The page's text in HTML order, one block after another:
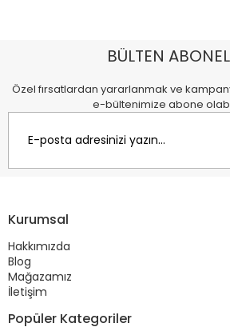
BÜLTEN
Özel fırsatlardan yararlanmak ve
e-bültenimize abone
Kurumsal
Hakkımızda
Blog
Mağazamız
İletişim
Popüler Kategoriler